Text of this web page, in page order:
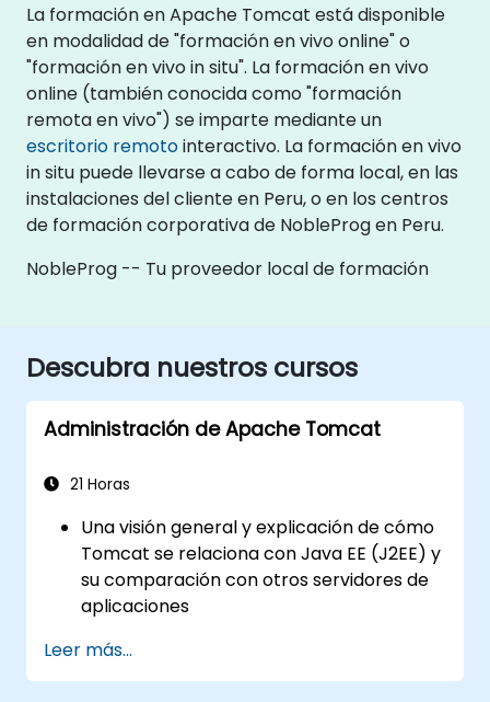
La formación en Apache Tomcat está disponible
en modalidad de "formación en vivo online" o
"formación en vivo in situ". La formación en vivo
online (también conocida como "formación
remota en vivo") se imparte mediante un
escritorio remotointeractivo. La formación en vivo
in situ puede llevarse a cabo de forma local, en las
instalaciones del cliente en Peru, o en los centros
de formación corporativa de NobleProg en Peru.
NobleProg -- Tu proveedor local de formación
Descubra nuestros cursos
Administración de Apache Tomcat
21 Horas
Una visión general y explicación de cómo
Tomcat se relaciona con Java EE (J2EE) y
su comparación con otros servidores de
aplicaciones
entornos tanto Windows como tipo UNIX
Despliegue, soporte y resolución de
Leer más...